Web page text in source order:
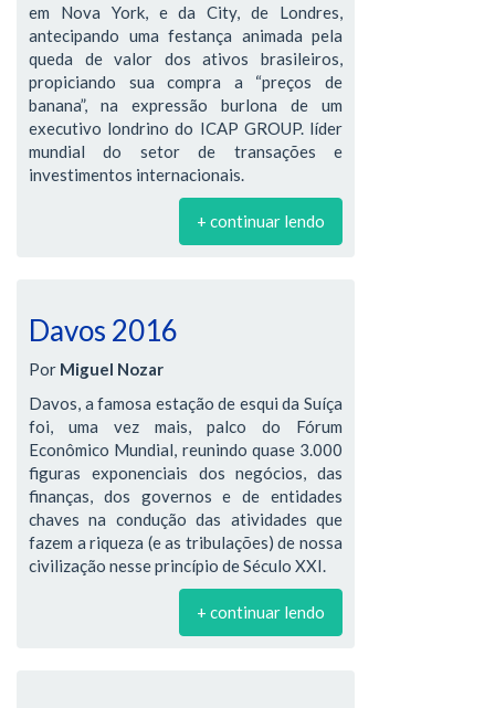
em Nova York, e da City, de Londres,
antecipando uma festança animada pela
queda de valor dos ativos brasileiros,
propiciando sua compra a “preços de
banana”, na expressão burlona de um
executivo londrino do ICAP GROUP. líder
mundial do setor de transações e
investimentos internacionais.
+ continuar lendo
Davos 2016
Por Miguel Nozar
Davos, a famosa estação de esqui da Suíça
foi, uma vez mais, palco do Fórum
Econômico Mundial, reunindo quase 3.000
figuras exponenciais dos negócios, das
finanças, dos governos e de entidades
chaves na condução das atividades que
fazem a riqueza (e as tribulações) de nossa
civilização nesse princípio de Século XXI.
+ continuar lendo